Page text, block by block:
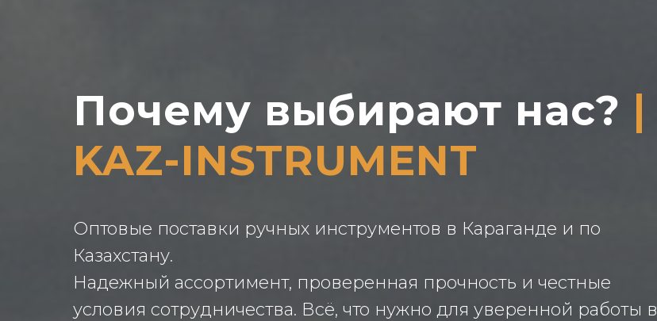
Почему выбирают нас? |
KAZ-INSTRUMENT
Оптовые поставки ручных инструментов в Караганде и по
Казахстану.
Надежный ассортимент, проверенная прочность и честные
условия сотрудничества. Всё, что нужно для уверенной работы в